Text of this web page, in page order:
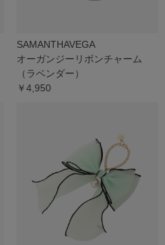
SAMANTHAVEGA
オーガンジーリボンチャーム
（ラベンダー）
￥4,950